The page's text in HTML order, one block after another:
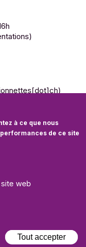
à ce que nous
de ce site
web
Tout accepter